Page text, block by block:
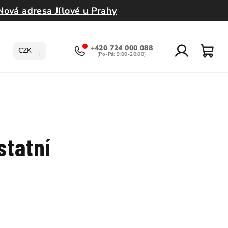
adresa Jílové u Prahy
CZK +420 724 000 088